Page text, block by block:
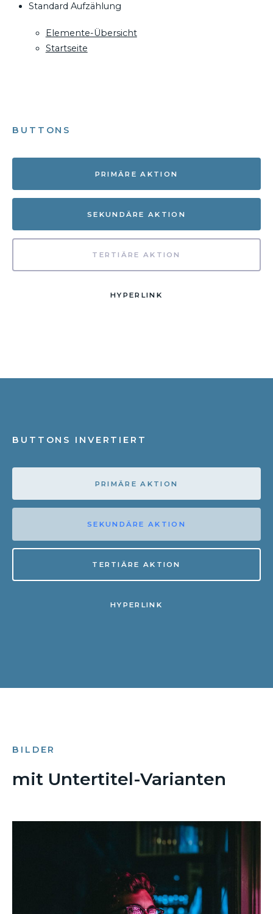
Standard Aufzählung
Elemente-Übersicht
Startseite
BUTTONS
PRIMÄRE AKTION
SEKUNDÄRE AKTION
TERTIÄRE AKTION
HYPERLINK
BUTTONS INVERTIERT
PRIMÄRE AKTION
SEKUNDÄRE AKTION
TERTIÄRE AKTION
HYPERLINK
BILDER
mit Untertitel-Varianten